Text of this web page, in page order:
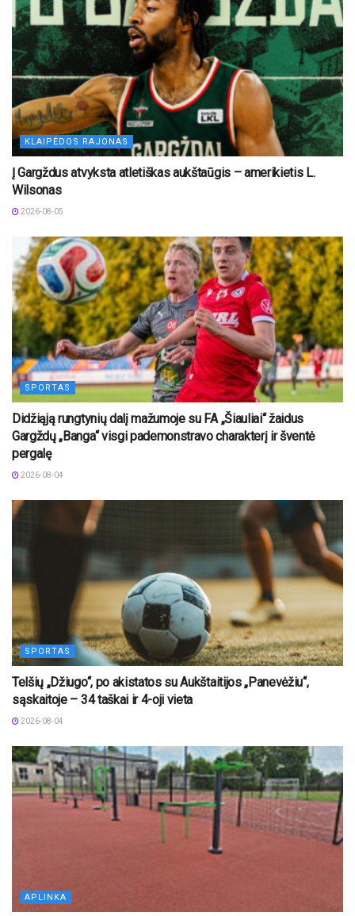
KLAIPĖDOS RAJONAS
Į Gargždus atvyksta atletiškas aukštaūgis – amerikietis L.
Wilsonas
2026-08-05
SPORTAS
Didžiąją rungtynių dalį mažumoje su FA „Šiauliai“ žaidus
Gargždų „Banga“ visgi pademonstravo charakterį ir šventė
pergalę
2026-08-04
SPORTAS
Telšių „Džiugo“, po akistatos su Aukštaitijos „Panevėžiu“,
sąskaitoje – 34 taškai ir 4-oji vieta
2026-08-04
APLINKA